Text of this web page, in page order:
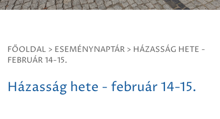
FŐOLDAL > ESEMÉNYNAPTÁR > HÁZASSÁG HETE -
FEBRUÁR 14-15.
Házasság hete - február 14-15.